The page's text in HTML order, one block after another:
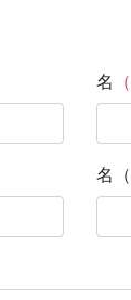
名
名